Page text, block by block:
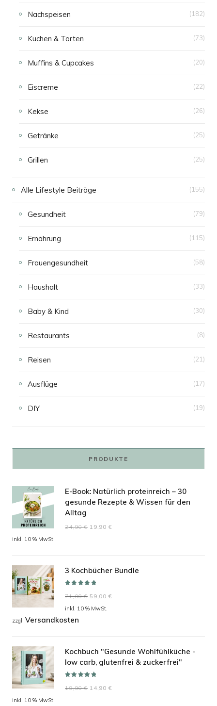
Nachspeisen (182)
Kuchen & Torten (73)
Muffins & Cupcakes (20)
Eiscreme (22)
Kekse (26)
Getränke (25)
Grillen (25)
Alle Lifestyle Beiträge (155)
Gesundheit (79)
Ernährung (115)
Frauengesundheit (58)
Haushalt (33)
Baby & Kind (30)
Restaurants (8)
Reisen (21)
Ausflüge (17)
DIY (19)
PRODUKTE
E-Book: Natürlich proteinreich – 30
gesunde Rezepte & Wissen für den
Alltag
24,90€ Ursprünglicher
19,90 €
inkl. 10 % MwSt.
3 Kochbücher Bundle
5.00von 5
71,00€ Ursprünglicher
Preis
59,00 €
inkl. 10 % MwSt.
zzgl. Versandkosten
Kochbuch "Gesunde Wohlfühlküche -
low carb, glutenfrei & zuckerfrei"
5.00von 5
19,90€ Ursprünglicher
14,90 €
inkl. 10 % MwSt.